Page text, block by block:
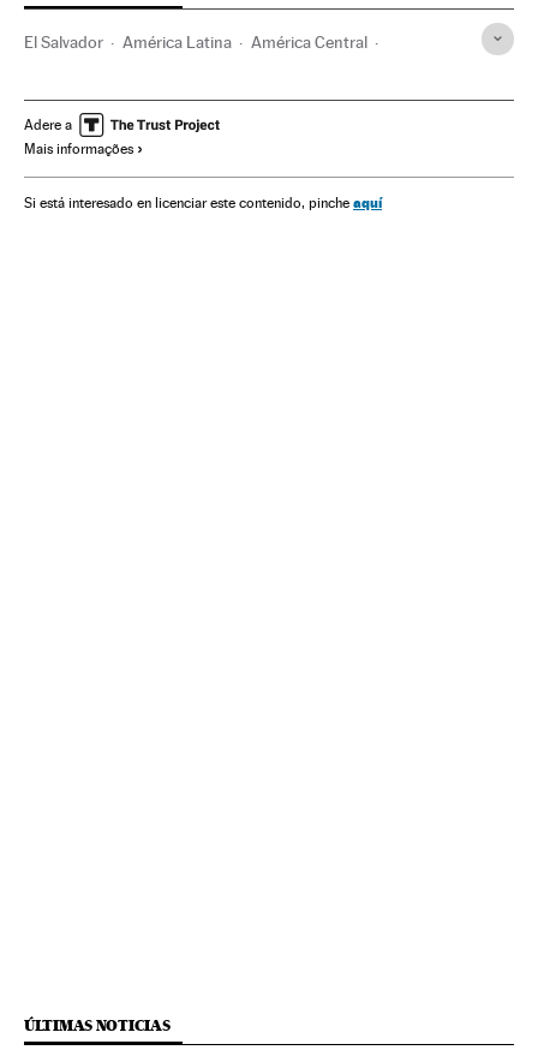
El Salvador América Latina América Central
Exército terra Extrema direita
Golpes estado
OEA Polícia
Adere a
Mais informações
Si está interesado en licenciar este contenido, pinche aquí
ÚLTIMAS NOTICIAS